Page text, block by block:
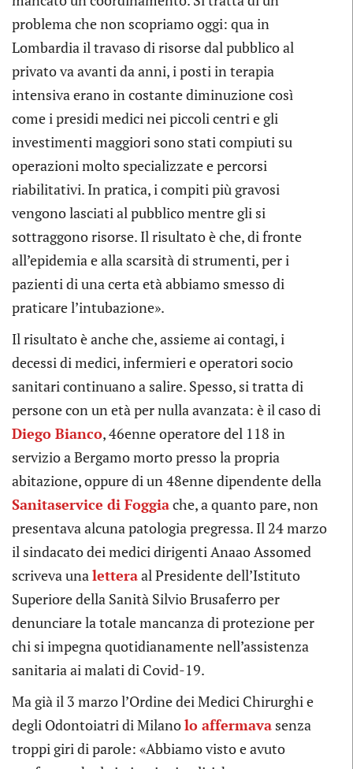
problema che non scopriamo oggi: qua in
Lombardia il travaso di risorse dal pubblico al
privato va avanti da anni, i posti in terapia
intensiva erano in costante diminuzione così
come i presidi medici nei piccoli centri e gli
investimenti maggiori sono stati compiuti su
operazioni molto specializzate e percorsi
riabilitativi. In pratica, i compiti più gravosi
vengono lasciati al pubblico mentre gli si
sottraggono risorse. Il risultato è che, di fronte
all’epidemia e alla scarsità di strumenti, per i
pazienti di una certa età abbiamo smesso di
praticare l’intubazione».
Il risultato è anche che, assieme ai contagi, i
decessi di medici, infermieri e operatori socio
sanitari continuano a salire. Spesso, si tratta di
persone con un età per nulla avanzata: è il caso di
Diego Bianco, 46enne operatore del 118 in
servizio a Bergamo morto presso la propria
abitazione, oppure di un 48enne dipendente della
Sanitaservice di Foggiache, a quanto pare, non
presentava alcuna patologia pregressa. Il 24 marzo
il sindacato dei medici dirigenti Anaao Assomed
scriveva unaletteraal Presidente dell’Istituto
Superiore della Sanità Silvio Brusaferro per
denunciare la totale mancanza di protezione per
chi si impegna quotidianamente nell’assistenza
sanitaria ai malati di Covid-19.
Ma già il 3 marzo l’Ordine dei Medici Chirurghi e
degli Odontoiatri di Milanolo affermava senza
troppi giri di parole: «Abbiamo visto e avuto